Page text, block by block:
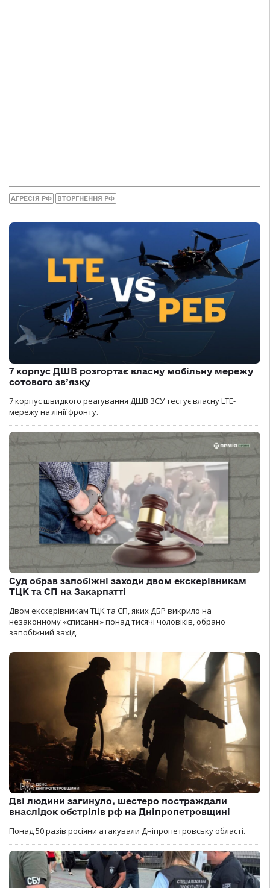
АГРЕСІЯ РФ ВТОРГНЕННЯ РФ
7 корпус ДШВ розгортає власну мобільну мережу
сотового зв’язку
7 корпус швидкого реагування ДШВ ЗСУ тестує власну LTE-
мережу на лінії фронту.
Суд обрав запобіжні заходи двом екскерівникам
ТЦК та СП на Закарпатті
Двом екскерівникам ТЦК та СП, яких ДБР викрило на
незаконному «списанні» понад тисячі чоловіків, обрано
запобіжний захід.
Дві людини загинуло, шестеро постраждали
внаслідок обстрілів рф на Дніпропетровщині
Понад 50 разів росіяни атакували Дніпропетровську області.